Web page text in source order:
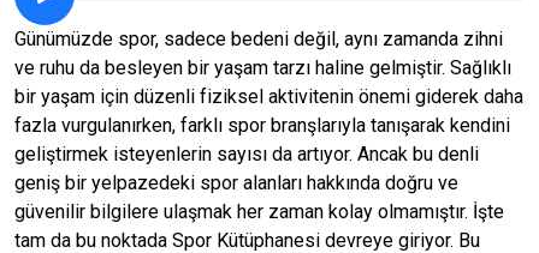
Günümüzde spor, sadece bedeni değil, aynı zamanda zihni
ve ruhu da besleyen bir yaşam tarzı haline gelmiştir. Sağlıklı
bir yaşam için düzenli fiziksel aktivitenin önemi giderek daha
fazla vurgulanırken, farklı spor branşlarıyla tanışarak kendini
geliştirmek isteyenlerin sayısı da artıyor. Ancak bu denli
geniş bir yelpazedeki spor alanları hakkında doğru ve
güvenilir bilgilere ulaşmak her zaman kolay olmamıştır. İşte
tam da bu noktada Spor Kütüphanesi devreye giriyor. Bu